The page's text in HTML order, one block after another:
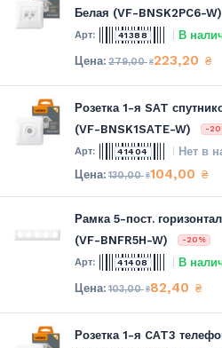
Белая (VF-BNSK2PC6-W)
41388 В
279,00₴223,20 ₴
Розетка 1-я SAT
(VF-BNSK1SATE-W)
-
41404 Нет в
130,00₴104,00 ₴
Рамка 5-пост.
(VF-BNFR5H-W)
-20%
41408 В
103,00₴82,40 ₴
Розетка 1-я CAT3